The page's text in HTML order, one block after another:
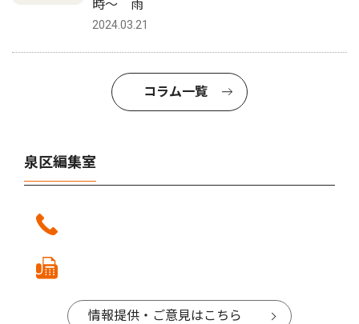
時〜 雨
2024.03.21
コラム一覧
泉区編集室
情報提供・ご意見はこちら